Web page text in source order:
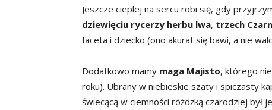
Jeszcze cieplej na sercu robi się, gdy
dziewięciu rycerzy herbu lwa, trzech
faceta i dziecko (ono akurat się bawi, a nie
Dodatkowo mamy maga Majisto, którego
roku). Ubrany w niebieskie szaty i spiczasty
świecącą w ciemności różdżką czarodziej był